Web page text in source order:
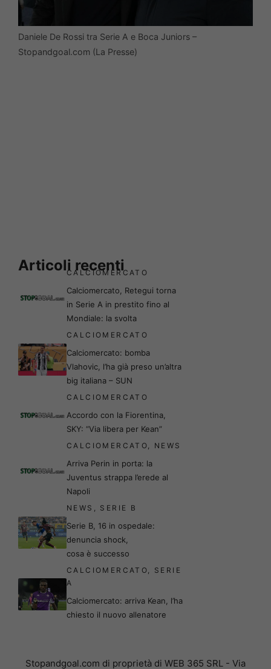
Daniele De Rossi tra Serie A e Boca Juniors –
Stopandgoal.com (La Presse)
Articoli recenti
CALCIOMERCATO
Calciomercato, Retegui torna
in Serie A in prestito fino al
Mondiale: la svolta
CALCIOMERCATO
Calciomercato: bomba
Vlahovic, l’ha già preso un’altra
big italiana – SUN
CALCIOMERCATO
Accordo con la Fiorentina,
SKY: “Via libera per Kean”
CALCIOMERCATO NEWS
Arriva Perin in porta: la
Juventus strappa l’erede al
Napoli
NEWS SERIE B
Serie B, 16 in ospedale:
denuncia shock,
cosa è successo
CALCIOMERCATO
SERIE
A
Calciomercato: arriva Kean, l’ha
chiesto il nuovo allenatore
Stopandgoal.com di proprietà di WEB 365 SRL - Via